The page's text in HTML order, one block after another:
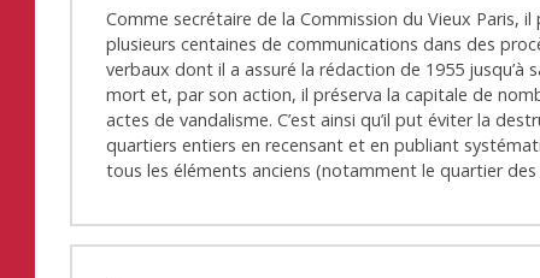
Comme secrétaire de la Commission du Vieux Paris, il
plusieurs centaines de communications dans des
verbaux dont il a assuré la rédaction de 1955 jusqu’à
mort et, par son action, il préserva la capitale de
actes de vandalisme. C’est ainsi qu’il put éviter la
quartiers entiers en recensant et en publiant
tous les éléments anciens (notamment le quartier des